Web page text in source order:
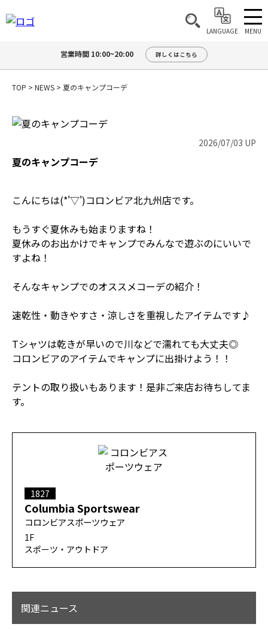
LANGUAGE MENU
営業時間 10:00~20:00 詳しくはこちら
TOP > NEWS > 夏のキャンプコーデ
2026/07/03 UP
夏のキャンプコーデ
こんにちは(*'▽')コロンビア北九州店です。
もうすぐ夏休みも始まりますね！
夏休みのお出かけでキャンプでみんなで遊ぶのにいいで
すよね！
そんなキャンプでのオススメコーデの紹介！
速乾性・動きやすさ・涼しさを重視したアイテムです♪
Tシャツは乾きが早いので川などで濡れても大丈夫◎
コロンビアのアイテムでキャンプに出掛けよう！！
テントの取り扱いもあります！是非ご来店お待ちしてま
す。
1827
Columbia Sportswear
コロンビアスポーツウェア
1F
スポーツ・アウトドア
関連ニュース